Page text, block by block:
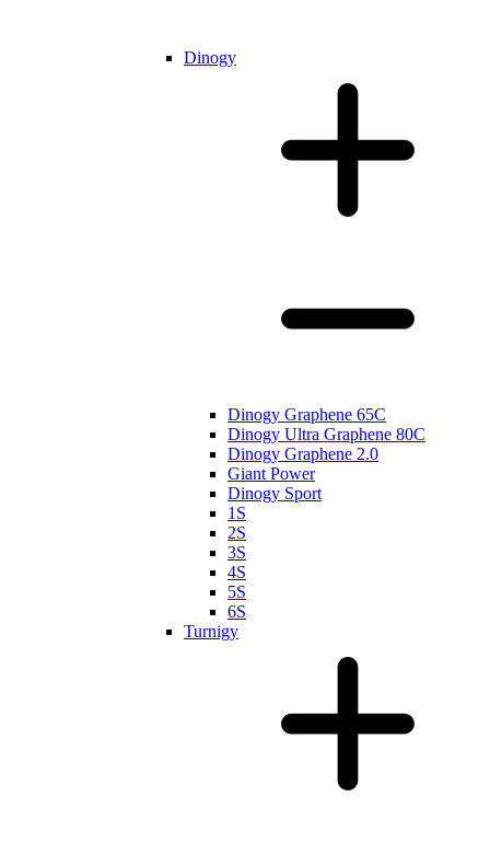
Dinogy
Dinogy Graphene 65C
Dinogy Ultra Graphene 80C
Dinogy Graphene 2.0
Giant Power
Dinogy Sport
1S
2S
3S
4S
5S
6S
Turnigy